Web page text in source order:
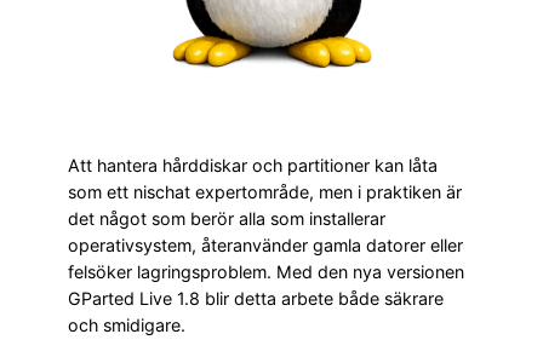
Att hantera hårddiskar och partitioner kan låta
som ett nischat expertområde, men i praktiken är
det något som berör alla som installerar
operativsystem, återanvänder gamla datorer eller
felsöker lagringsproblem. Med den nya versionen
GParted Live 1.8 blir detta arbete både säkrare
och smidigare.